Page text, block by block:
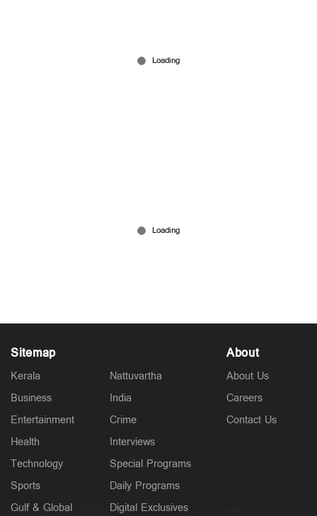
ഇനി എങ്ങനെ ബാറ്റ് ചെയ്യണമെന്ന് ആരും പറയില്ല;
Sitemap
Kerala
Business
Entertainment
Health
Technology
Sports
Gulf & Global
Nattuvartha
India
Crime
Interviews
Special Programs
Daily Programs
Digital Exclusives
About
About Us
Careers
Contact Us